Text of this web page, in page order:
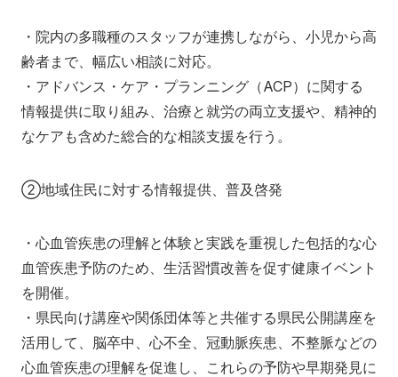
・院内の多職種のスタッフが連携しながら、小児から高
齢者まで、幅広い相談に対応。
・アドバンス・ケア・プランニング（ACP）に関する
情報提供に取り組み、治療と就労の両立支援や、精神的
なケアも含めた総合的な相談支援を行う。
②地域住民に対する情報提供、普及啓発
・心血管疾患の理解と体験と実践を重視した包括的な心
血管疾患予防のため、生活習慣改善を促す健康イベント
を開催。
・県民向け講座や関係団体等と共催する県民公開講座を
活用して、脳卒中、心不全、冠動脈疾患、不整脈などの
心血管疾患の理解を促進し、これらの予防や早期発見に